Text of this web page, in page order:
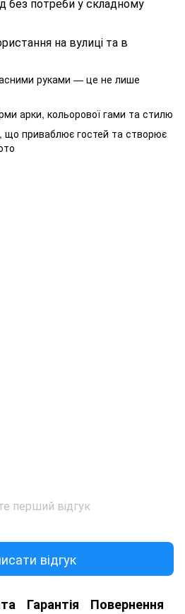
без потреби у складному
на вулиці та в
руками — це не лише
арки, кольорової гами та стилю
приваблює гостей та створює
перший відгук
відгук
Гарантія Повернення